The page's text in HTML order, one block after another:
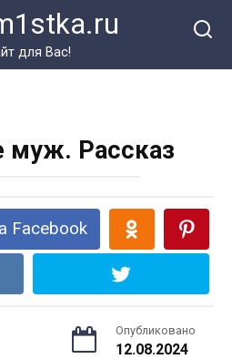
для Вас!
муж. Рассказ
Facebook
Опубликовано
12.08.2024